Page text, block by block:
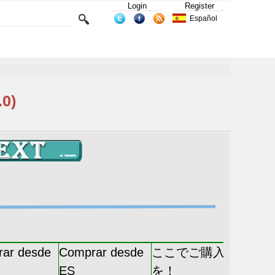
Login Register
Español
desde
Comprar desde
ES
ここでご購入
を！